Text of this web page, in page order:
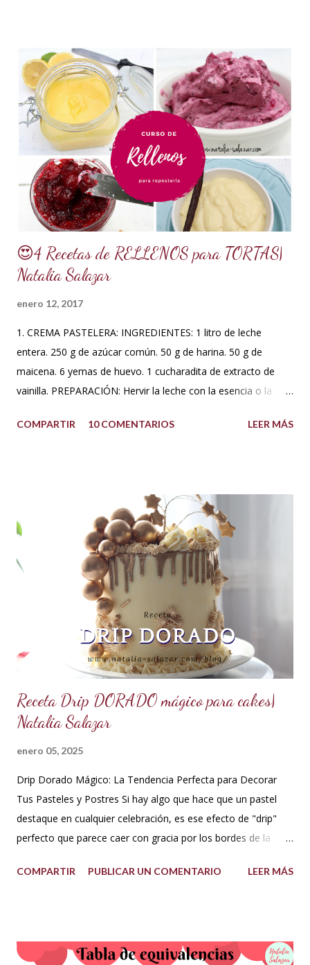
maíz o miel de Karo (1/2 taza). Y para climas cálidos usar
Glucosa, la misma cantidad. *7.5 ml de CMC o Tylose *2.5
ml de goma Xantana (Xanthan gum) *1 cucharada de 15 ml
de manteca blanca hidrogenada tipo Crisco o 10 gramos *75
ml de agua o 5 cucharadas de 15 ml *Esencia de almendras
o al gusto *5 ml de VINAGRE BLANCO (opcional, funciona
como preservante) *1 cucharadita de Glicerina ( usar solo si
el clima es ...
😍4 Recetas de RELLENOS para TORTAS|
Natalia Salazar
enero 12, 2017
1. CREMA PASTELERA: INGREDIENTES: 1 litro de leche
entera. 250 g de azúcar común. 50 g de harina. 50 g de
maicena. 6 yemas de huevo. 1 cucharadita de extracto de
vainilla. PREPARACIÓN: Hervir la leche con la esencia o la
con el azúcar. Reservar. Tamiza la harina con la maicena y
fuego bajo hasta que espese. No dejar de batir. Cuando haya
espesado sacar del fuego y dejar enfriar moviendo de
cuando en cuando. Se puede agregar una cucharada de
mantequilla para aportar más suavidad y sabor. Tips: Se
puede utilizar otra esencia o leche vegetal. Esta crema es
básica en la pastelería, sirve para rellenar tortas, tartas,
cakes, eclairs, cupcakes y más. Se la puede aromatizar con
otros extractos....
COMPARTIR 10 COMENTARIOS LEER MÁS
Receta Drip DORADO mágico para cakes|
Natalia Salazar
enero 05, 2025
Drip Dorado Mágico: La Tendencia Perfecta para Decorar
Tus Pasteles y Postres Si hay algo que hace que un pastel
destaque en cualquier celebración, es ese efecto de "drip"
perfecto que parece caer con gracia por los bordes de la
garantizados. Hoy te quiero compartir cómo hacer un drip
necesitas? Los ingredientes son simples y fáciles de
COMPARTIR PUBLICAR UN COMENTARIO LEER MÁS